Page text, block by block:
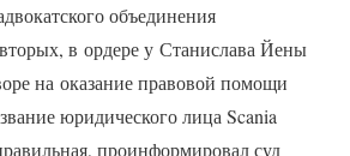
объединения
в ордере у Станислава Йены
на оказание правовой помощи
юридического лица Scania
проинформировал суд